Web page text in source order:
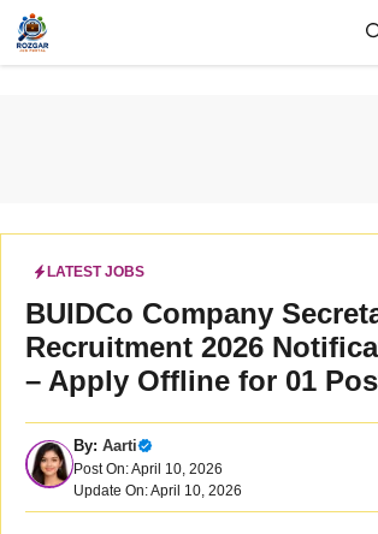
Skip
content
LATEST JOBS
BUIDCo Company
Recruitment 2026
– Apply Offline for 01
By: Aarti
Post On: April 10, 2026
Update On: April 10, 2026